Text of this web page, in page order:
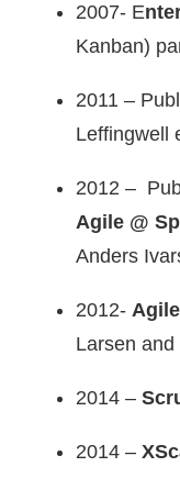
2007- E
Kanban)
2011 –
Leffingwell
2012 –
Agile @
Anders
2012-
Larsen
2014 –
2014 –